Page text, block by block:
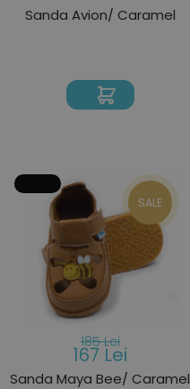
Sanda Avion/ Caramel
SALE
185 Lei
167 Lei
Sanda Maya Bee/ Caramel